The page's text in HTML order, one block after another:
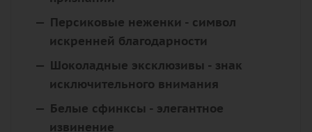
Персиковые неженки - символ
искренней благодарности
Шоколадные эксклюзивы - знак
исключительного внимания
Белые сфинксы - элегантное
извинение